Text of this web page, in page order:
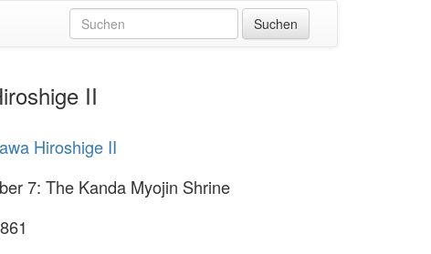
II
Hiroshige II
7: The Kanda Myojin Shrine